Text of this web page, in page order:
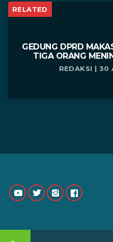
RELATED
GEDUNG DPRD
TIGA ORANG
REDAKSI | 30